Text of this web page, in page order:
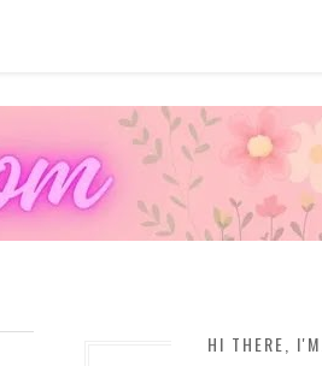
HI THERE, I'M..